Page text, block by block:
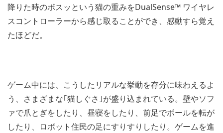
降りた時のボスッという猫の重みをDualSense™ ワイヤレ
スコントローラーから感じ取ることができ、感動すら覚え
たほどだ。
ゲーム中には、こうしたリアルな挙動を存分に味わえるよ
う、さまざまな｢猫しぐさ｣が盛り込まれている。壁やソフ
ァで爪とぎをしたり、昼寝をしたり、前足でボールを転が
したり、ロボット住民の足にすりすりしたり。ゲームを進